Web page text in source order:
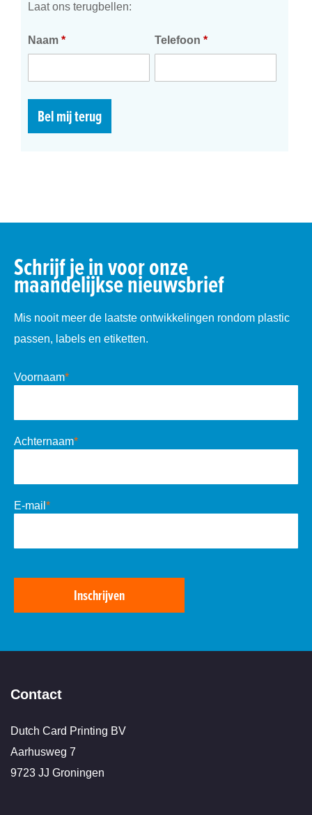
Laat ons terugbellen:
Naam * Telefoon *
Bel mij terug
Schrijf je in voor onze
maandelijkse nieuwsbrief
Mis nooit meer de laatste ontwikkelingen rondom plastic
passen, labels en etiketten.
Voornaam*
Achternaam*
E-mail *
Inschrijven
Contact
Dutch Card Printing BV
Aarhusweg 7
9723 JJ Groningen